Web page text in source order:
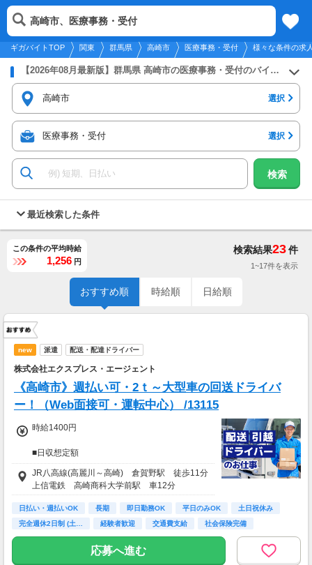
2026年8月6日更新
関東
メニュー
ギガバイトTOP 関東 群馬県 高崎市 医療事務・受付 様々な条件の求
高崎市、医療事務・受付
【2026年08月最新版】群馬県 高崎市の医療事務・受付のバイト・アルバイト・パートの求人募集情報
高崎市 選択
医療事務・受付 選択
検索
最近検索した条件
この条件の平均時給
1,256 円
検索結果23件
1~17件を表示
おすすめ順 時給順 日給順
new 派遣 配送・配達ドライバー
株式会社エクスプレス・エージェント
《高崎市》週払い可・2ｔ～大型車の回送ドライバ
ー！（Web面接可・運転中心） /13115
時給1400円
■日収想定額
10,700円～11,400円
■月収想定額
246,000円～287,000円
※日収額・月収額の最大値は残業・割増等を含
※交通費は別途実費分支給！（規定あり）
JR八高線(高麗川～高崎) 倉賀野駅 徒歩11分
上信電鉄 高崎商科大学前駅 車12分
日払い・週払いOK 長期 即日勤務OK 平日のみOK
土日祝休み
完全週休2日制 (土…
経験者歓迎 交通費支給 社会保険完備
応募へ進む